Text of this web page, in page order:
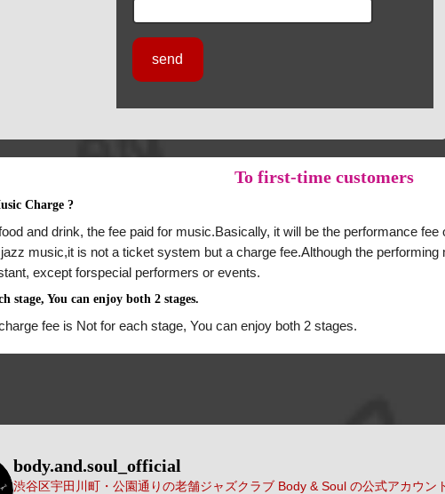
To first-time customers
Charge ?
and drink, the fee paid for music.Basically, it will be the performance
music,it is not a ticket system but a charge fee.Although the
except forspecial performers or events.
stage, You can enjoy both 2 stages.
fee is Not for each stage, You can enjoy both 2 stages.
body.and.soul_official
渋谷区宇田川町・公園通りの老舗ジャズクラブ Body & Soul の公式アカウン